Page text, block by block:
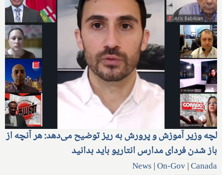
لچه وزیر آموزش و پرورش به ریز توضیح می‌دهد: هر آنچه از
باز شدن فردای مدارس انتاریو باید بدانید
News |On-Gov|Canada